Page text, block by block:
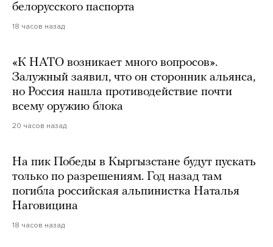
белорусского паспорта
18 часов назад
«К НАТО возникает много вопросов».
Залужный заявил, что он сторонник альянса,
но Россия нашла противодействие почти
всему оружию блока
20 часов назад
На пик Победы в Кыргызстане будут пускать
только по разрешениям. Год назад там
погибла российская альпинистка Наталья
Наговицина
18 часов назад